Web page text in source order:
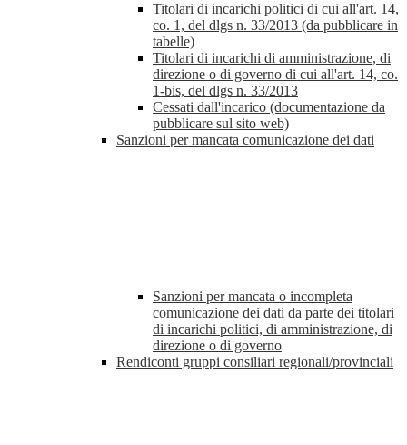
Titolari di incarichi politici di cui all'art. 14,
co. 1, del dlgs n. 33/2013 (da pubblicare in
tabelle)
Titolari di incarichi di amministrazione, di
direzione o di governo di cui all'art. 14, co.
1-bis, del dlgs n. 33/2013
Cessati dall'incarico (documentazione da
pubblicare sul sito web)
Sanzioni per mancata comunicazione dei dati
Sanzioni per mancata o incompleta
comunicazione dei dati da parte dei titolari
di incarichi politici, di amministrazione, di
direzione o di governo
Rendiconti gruppi consiliari regionali/provinciali